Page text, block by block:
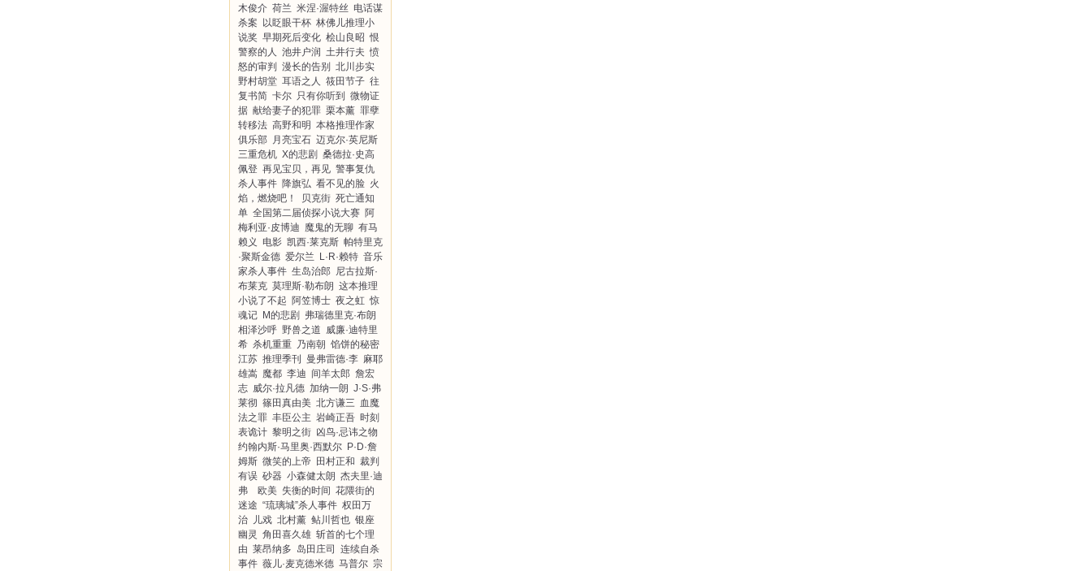
木俊介 荷兰 米涅·渥特丝 电话谋
杀案
以眨眼干杯 林佛儿推理小
说奖 早期死后变化 桧山良昭 恨
警察的人 池井户润 土井行夫 愤
怒的审判
漫长的告别
北川步实
野村胡堂 耳语之人 筱田节子 往
复书简 卡尔 只有你听到
微物证
据 献给妻子的犯罪 栗本薰 罪孽
转移法 高野和明 本格推理作家
俱乐部 月亮宝石 迈克尔·英尼斯
三重危机 X的悲剧 桑德拉·史高
佩登 再见宝贝，再见 警事复仇
杀人事件 降旗弘 看不见的脸 火
焰，燃烧吧！
贝克街 死亡通知
单 全国第二届侦探小说大赛 阿
梅利亚·皮博迪 魔鬼的无聊 有马
赖义
电影 凯西·莱克斯 帕特里克
·聚斯金德 爱尔兰 L·R·赖特 音乐
家杀人事件 生岛治郎 尼古拉斯·
布莱克 莫理斯·勒布朗 这本推理
小说了不起 阿笠博士 夜之虹 惊
魂记 M的悲剧
弗瑞德里克·布朗
相泽沙呼 野兽之道 威廉·迪特里
希 杀机重重 乃南朝 馅饼的秘密
江苏 推理季刊 曼弗雷德·李 麻耶
雄嵩 魔都 李迪 间羊太郎 詹宏
志 威尔·拉凡德 加纳一朗 J·S·弗
莱彻 篠田真由美 北方谦三 血魔
法之罪 丰臣公主 岩崎正吾 时刻
表诡计 黎明之街 凶鸟·忌讳之物
约翰内斯·马里奥·西默尔 P·D·詹
姆斯 微笑的上帝 田村正和 裁判
有误 砂器 小森健太朗 杰夫里·迪
弗 欧美 失衡的时间 花隈街的
迷途 “琉璃城”杀人事件 权田万
治 儿戏 北村薰 鲇川哲也 银座
幽灵 角田喜久雄 斩首的七个理
由 莱昂纳多 岛田庄司
连续自杀
事件 薇儿·麦克德米德 马普尔 宗